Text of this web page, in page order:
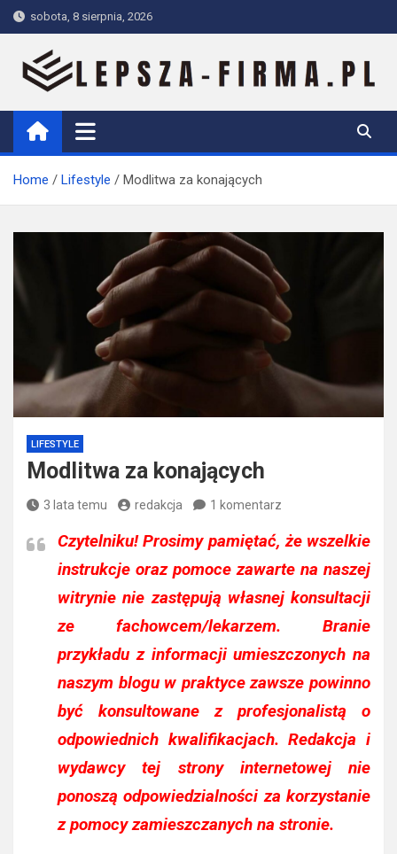
Skip
to
content
sobota, 8 sierpnia, 2026
Lepsza-firma.pl
Home Lifestyle Modlitwa za konających
LIFESTYLE
Modlitwa za konających
3 lata temu redakcja 1 komentarz
Czytelniku!Prosimy pamiętać, że wszelkie
instrukcje oraz pomoce zawarte na naszej
witrynie nie zastępują własnej konsultacji
ze fachowcem/lekarzem. Branie
przykładu z informacji umieszczonych na
naszym blogu w praktyce zawsze powinno
być konsultowane z profesjonalistą o
odpowiednich kwalifikacjach. Redakcja i
wydawcy tej strony internetowej nie
ponoszą odpowiedzialności za korzystanie
z pomocy zamieszczanych na stronie.